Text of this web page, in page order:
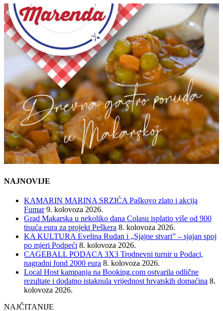
NAJNOVIJE
KAMARIN MARINA SRZIĆA Paškovo zlato i akcija
Fumar 9. kolovoza 2026.
Grad Makarska u nekoliko dana Colasu isplatio više od 900
tisuća eura za projekt Peškera 8. kolovoza 2026.
KA KULTURA Evelina Rudan i „Sjajne stvari” – sjajan spoj
po mjeri Podpeći 8. kolovoza 2026.
CAGEBALL PODACA 3X3 Trodnevni turnir u Podaci,
nagradni fond 2000 eura 8. kolovoza 2026.
Local Host kampanja na Booking.com ostvarila odlične
rezultate i dodatno istaknula vrijednost hrvatskih domaćina 8.
kolovoza 2026.
NAJČITANIJE